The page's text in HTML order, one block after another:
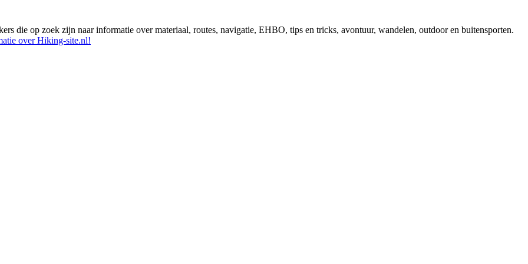
die op zoek zijn naar informatie over materiaal, routes, navigatie, EHBO, tips en tricks, avontuur, wandelen, outdoor en buitensporten.
over Hiking-site.nl!